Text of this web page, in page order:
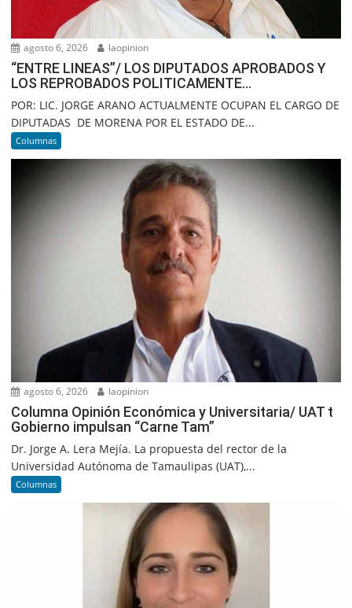
agosto 6, 2026 laopinion
“ENTRE LINEAS”/ LOS DIPUTADOS APROBADOS Y
LOS REPROBADOS POLITICAMENTE…
POR: LIC. JORGE ARANO ACTUALMENTE OCUPAN EL CARGO DE
DIPUTADAS DE MORENA POR EL ESTADO DE...
Columnas
agosto 6, 2026 laopinion
Columna Opinión Económica y Universitaria/ UAT t
Gobierno impulsan “Carne Tam”
Dr. Jorge A. Lera Mejía. La propuesta del rector de la
Universidad Autónoma de Tamaulipas (UAT),...
Columnas